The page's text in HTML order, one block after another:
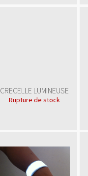
CRECELLE LUMINEUSE
Rupture de stock